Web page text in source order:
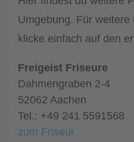
Umgebung. Für weitere
klicke einfach auf den
Freigeist Friseure
Dahmengraben 2-4
52062 Aachen
Tel.: +49 241 5591568
zum Friseur